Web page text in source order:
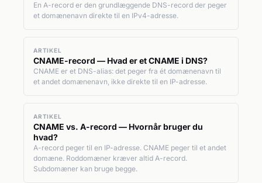
En A-record er den grundlæggende DNS-record der peger
et domænenavn direkte til en IPv4-adresse.
ARTIKEL
CNAME-record — Hvad er et CNAME i DNS?
CNAME er et DNS-alias: det peger fra ét domænenavn til
et andet domænenavn, ikke direkte til en IP-adresse.
ARTIKEL
CNAME vs. A-record — Hvornår bruger du
hvad?
A-record peger til en IP-adresse. CNAME peger til et andet
domæne. Roddomæner kræver altid A-record.
Subdomæner kan bruge begge.